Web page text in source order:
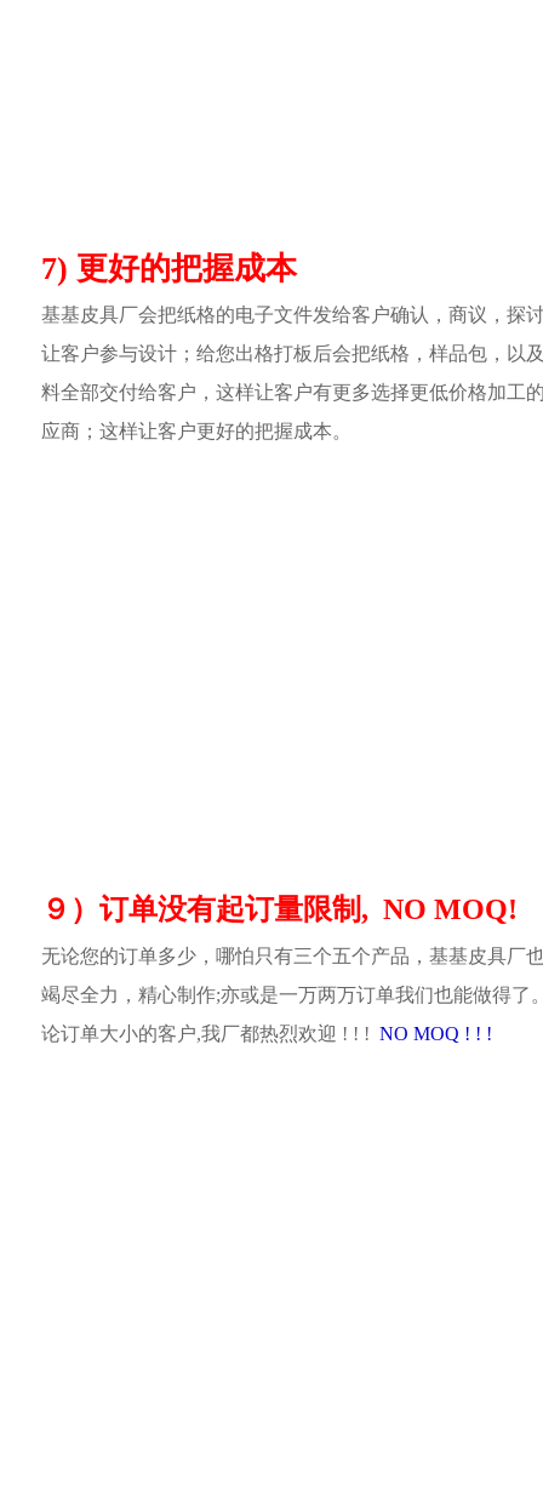
7) 更好的把握成本
基基皮具厂会把纸格的电子文件发给客户确认，商议，探
让客户参与设计；给您出格打板后会把纸格，样品包，以
料全部交付给客户，这样让客户有更多选择更低价格加工
应商；这样让客户更好的把握成本。
９）订单没有起订量限制, NO MOQ!
无论您的订单多少，哪怕只有三个五个产品，基基皮具厂
竭尽全力，精心制作;亦或是一万两万订单我们也能做得了
论订单大小的客户,我厂都热烈欢迎 ! ! ! NO MOQ ! ! !